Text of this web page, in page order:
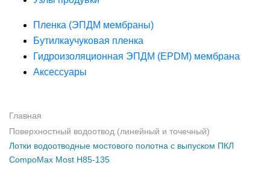
Пленка (ЭПДМ мембраны)
Бутилкаучуковая пленка
Гидроизоляционная ЭПДМ (EPDM) мембрана
Аксессуары
Главная
Поверхностный водоотвод (линейный и точечный)
Лотки водоотводные мостового полотна с выпуском ПКЛ
CompoMax Most H85-135